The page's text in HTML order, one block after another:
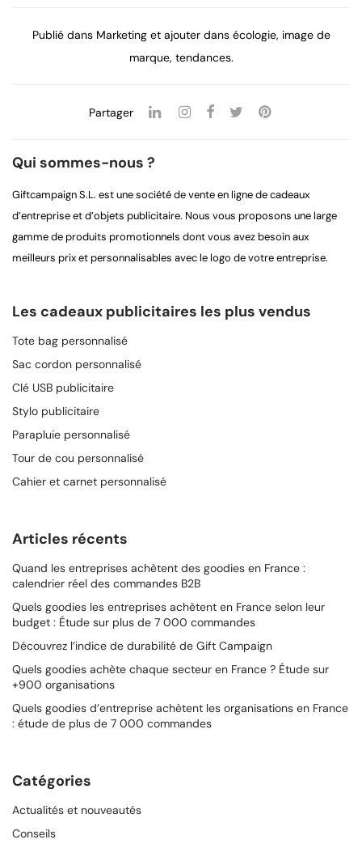
Publié dans Marketinget ajouter dans écologie, image de
marque, tendances.
Partager
Qui sommes-nous ?
Giftcampaign S.L. est une société de vente en ligne de cadeaux
d’entreprise et d’objets publicitaire. Nous vous proposons une large
gamme de produits promotionnels dont vous avez besoin aux
meilleurs prix et personnalisables avec le logo de votre entreprise.
Les cadeaux publicitaires les plus vendus
Tote bag personnalisé
Sac cordon personnalisé
Clé USB publicitaire
Stylo publicitaire
Parapluie personnalisé
Tour de cou personnalisé
Cahier et carnet personnalisé
Articles récents
Quand les entreprises achètent des goodies en France :
calendrier réel des commandes B2B
Quels goodies les entreprises achètent en France selon leur
budget : Étude sur plus de 7 000 commandes
Découvrez l’indice de durabilité de Gift Campaign
Quels goodies achète chaque secteur en France ? Étude sur
+900 organisations
Quels goodies d’entreprise achètent les organisations en France
: étude de plus de 7 000 commandes
Catégories
Actualités et nouveautés
Conseils